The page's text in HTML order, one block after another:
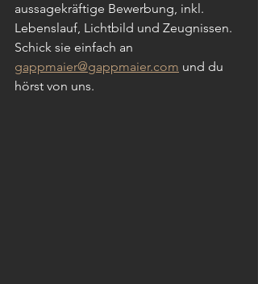
aussagekräftige Bewerbung, inkl.
Lebenslauf, Lichtbild und Zeugnissen.
Schick sie einfach an
gappmaier@gappmaier.com und du
hörst von uns.